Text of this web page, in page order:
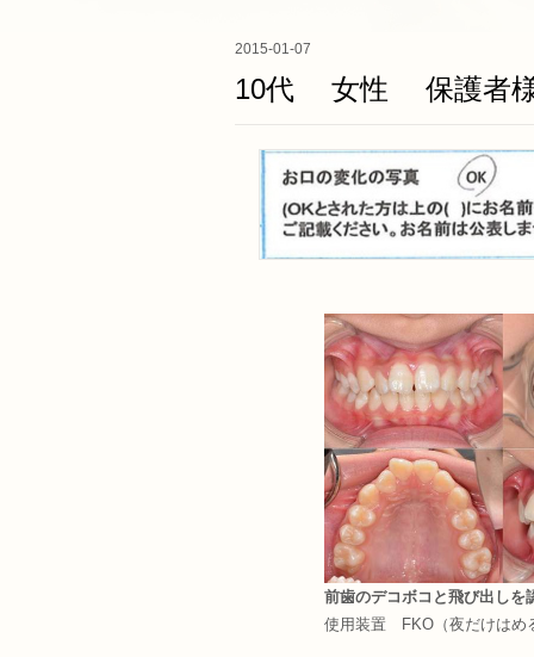
2015-01-07
10代 女性 保護者
前歯のデコボコと飛び出しを
使用装置 FKO（夜だけは